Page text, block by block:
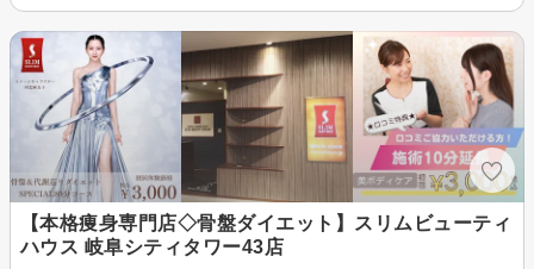
【本格痩身専門店◇骨盤ダイエット】スリムビューティ
ハウス 岐阜シティタワー43店